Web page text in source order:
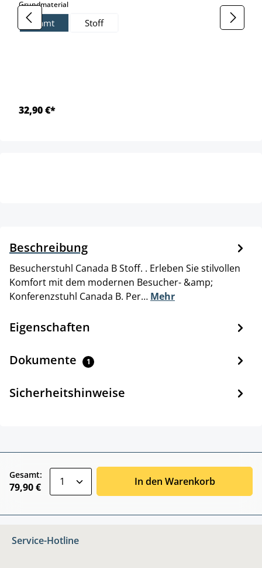
Grundmaterialauswählen
Samt Stoff
32,90 €*
Beschreibung
Besucherstuhl Canada B Stoff. . Erleben Sie stilvollen
Komfort mit dem modernen Besucher- &amp;
Konferenzstuhl Canada B. Per… Mehr
Eigenschaften
Dokumente 1
Sicherheitshinweise
Gesamt:
79,90 € In den Warenkorb
Service-Hotline